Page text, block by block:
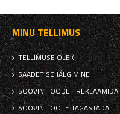
MINU TELLIMUS
TELLIMUSE OLEK
SAADETISE JÄLGIMINE
SOOVIN TOODET REKLAAMIDA
SOOVIN TOOTE TAGASTADA